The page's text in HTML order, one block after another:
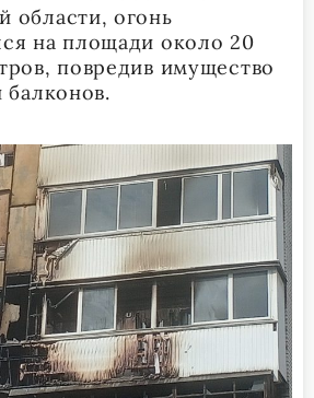
области, огонь
на площади около 20
повредив имущество
балконов.